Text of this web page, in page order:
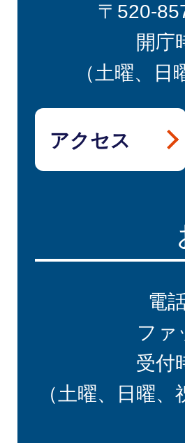
〒520-
開庁
（土曜、
アクセス
電
ファ
受付
（土曜、日曜